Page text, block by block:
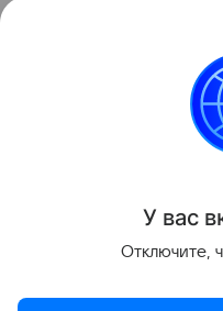
также работает на
МЦК, терминалах
и на регулярных
ОбщественныйУ вас
Отключите,